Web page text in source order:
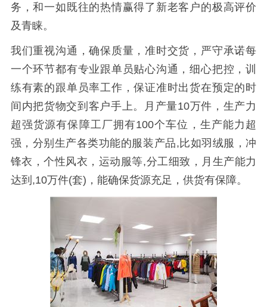
务，和一如既往的热情赢得了新老客户的极高评价
及青睐。
我们重视沟通，确保质量，准时交货，严守承诺每
一个环节都有专业跟单员贴心沟通，细心把控，训
练有素的跟单员率工作，保证准时出货在预定的时
间内把货物交到客户手上。月产量10万件，生产力
超强货源有保障工厂拥有100个车位，生产能力超
强，分别生产各类功能的服装产品,比如羽绒服，冲
锋衣，个性风衣，运动服等,分工细致，月生产能力
达到,10万件(套)，能确保货源充足，供货有保障。